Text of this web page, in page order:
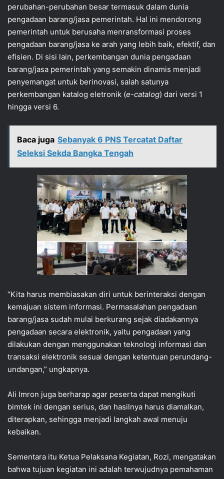
perubahan-perubahan besar termasuk dalam dunia
pengadaan barang/jasa pemerintah. Hal ini mendorong
pemerintah untuk berusaha menransformasi proses
pengadaan barang/jasa ke arah yang lebih baik, efektif, dan
efisien. Di sisi lain, perkembangan dunia pengadaan
barang/jasa pemerintah yang semakin dinamis menjadi
penyemangat untuk berinovasi, salah satunya
perkembangan katalog eletronik (e-catalog) dari versi 1
hingga versi 6.
Baca juga Sebanyak 6 PNS Tercatat Daftar
Seleksi Sekda Bangka Tengah
“Kita harus membiasakan diri untuk berinteraksi dengan
kemajuan sistem informasi. Permasalahan pengadaan
barang/jasa sudah mulai berkurang sejak diadakannya
pengadaan secara elektronik, yaitu pengadaan yang
dilakukan dengan menggunakan teknologi informasi dan
transaksi elektronik sesuai dengan ketentuan perundang-
undangan,” ungkapnya.
Ali Imron juga berharap agar peserta dapat mengikuti
bimtek ini dengan serius, dan hasilnya harus diamalkan,
diterapkan, sehingga menjadi langkah awal menuju
kebaikan.
Sementara itu Ketua Pelaksana Kegiatan, Rozi, mengatakan
bahwa tujuan kegiatan ini adalah terwujudnya pemahaman